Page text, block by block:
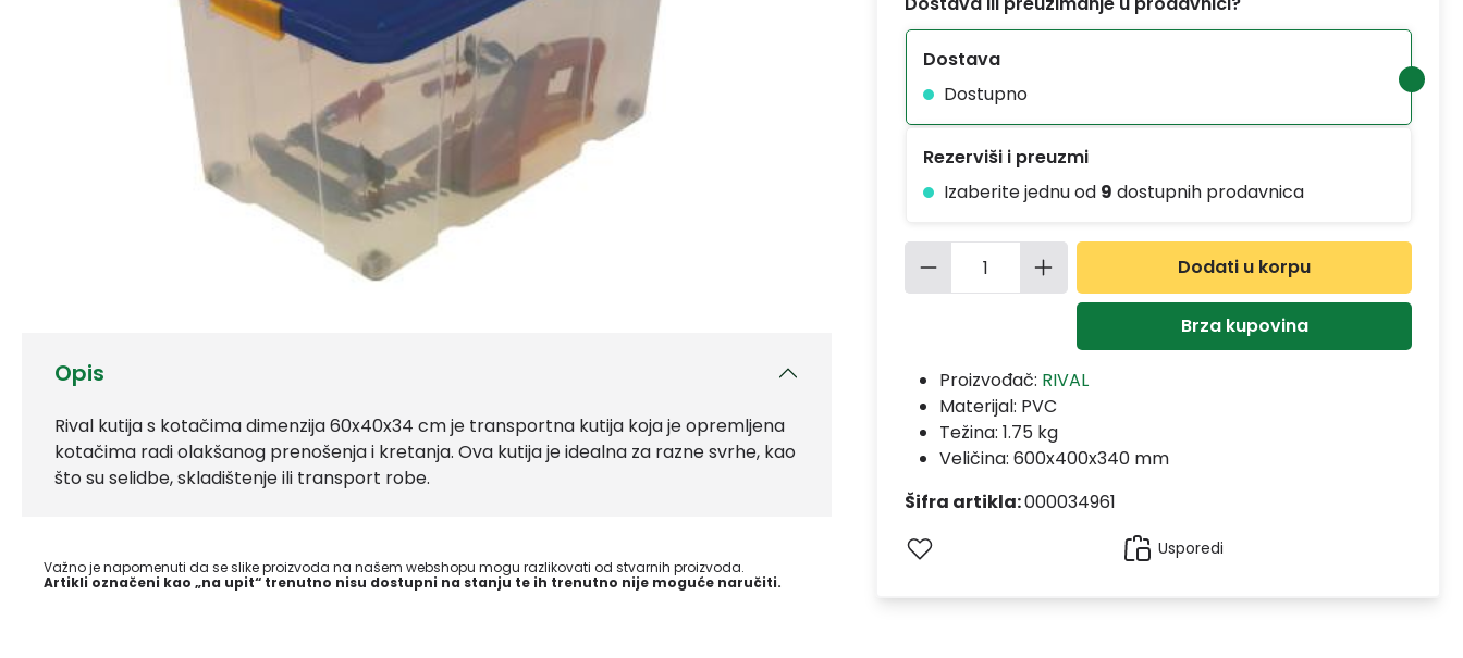
Opis
Rival kutija s kotačima dimenzija 60x40x34 cm je transportna kutija koja je opremljena
kotačima radi olakšanog prenošenja i kretanja. Ova kutija je idealna za razne svrhe, kao
što su selidbe, skladištenje ili transport robe.
Važno je napomenuti da se slike proizvoda na našem webshopu mogu razlikovati od stvarnih proizvoda.
Artikli označeni kao „na upit“ trenutno nisu dostupni na stanju te ih trenutno nije moguće naručiti.
Dostava
Dostupno
Rezerviši i preuzmi
Izaberite jednu od 9 dostupnih prodavnica
Količina proizvoda: Unesite željenu
Dodati u korpu
Brza kupovina
Proizvođač: RIVAL
Materijal: PVC
Težina: 1.75 kg
Veličina: 600x400x340 mm
Šifra artikla:000034961
Usporedi